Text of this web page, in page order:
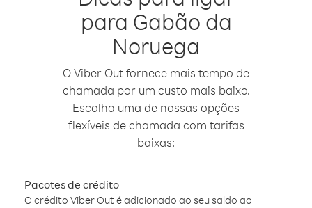
para Gabão da
Noruega
O Viber Out fornece mais tempo de
chamada por um custo mais baixo.
Escolha uma de nossas opções
flexíveis de chamada com tarifas
baixas:
Pacotes de crédito
O crédito Viber Out é adicionado ao seu saldo ao